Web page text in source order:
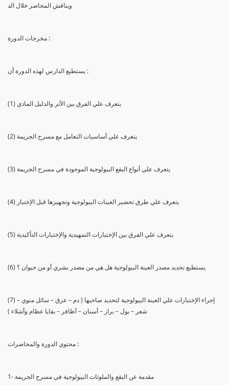
ويناقش المحاضر خلال الد
مخرجات الدورة :
يستطيع الدارس لهذه الدورة أن :
(1) يتعرف علي الفرق بين الأثر والدليل المادي
(2) يتعرف علي أساسيات التعامل مع مسرح الجريمة
(3) يتعرف علي أنواع البقع البيولوجية الموجودة في مسرح الجريمة
(4) يتعرف علي طرق تحضير العينات البيولوجية وتجهيزها قبل الإختبار
(5) يتعرف علي الفرق بين الإختبارات التمهيدية والإختبارات التأكيدية
(6) يستطيع تحديد مصدر العينة البيولوجية هل هي من مصدر بشري أو من حيوان ؟
(7) إجراء الإختبارات علي العينة البيولوجية لتحديد صاحبها ( دم – عرق – سائل منوي –
شعر – بول – براز – أسنان – أظافر – بقايا عظام وأشلاء )
محتوي الدورة والمحاضرات :
1- مقدمة عن البقع والملوثات البيولوجية في مسرح الجريمة